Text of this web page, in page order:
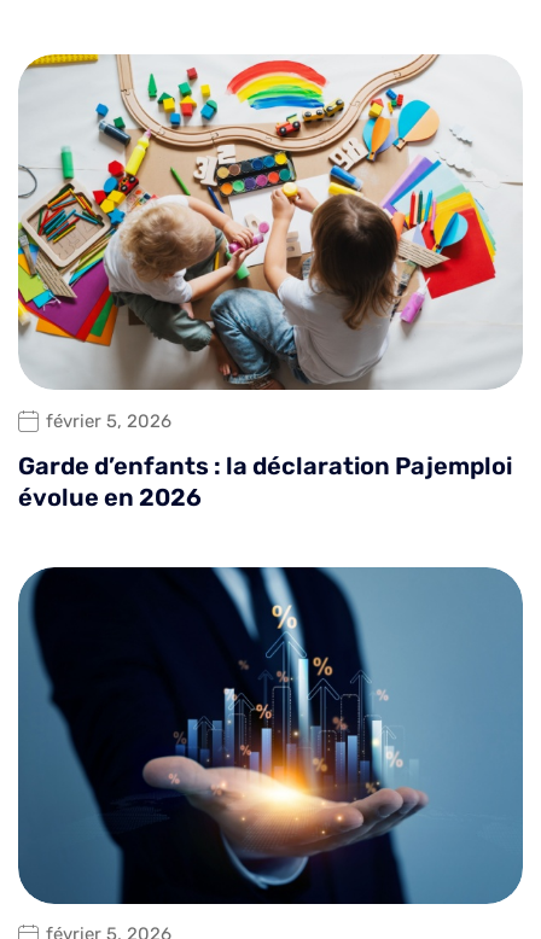
février 5, 2026
Garde d’enfants : la déclaration Pajemploi
évolue en 2026